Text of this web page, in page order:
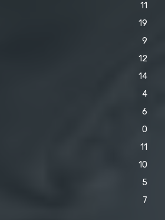
11
19
9
12
14
4
6
0
11
10
5
7